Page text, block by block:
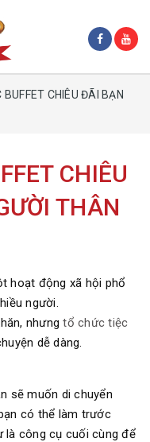
BUFFET CHIÊU ĐÃI BẠN
CHIÊU
THÂN
hoạt động xã hội phổ
người.
nhưngtổ chức tiệc
dễ dàng.
sẽ muốn di chuyển
có thể làm trước
là công cụ cuối cùng để